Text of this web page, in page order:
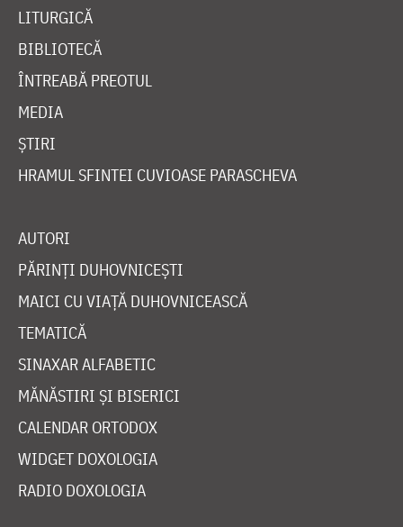
LITURGICĂ
BIBLIOTECĂ
ÎNTREABĂ PREOTUL
MEDIA
ȘTIRI
HRAMUL SFINTEI CUVIOASE PARASCHEVA
AUTORI
PĂRINȚI DUHOVNICEȘTI
MAICI CU VIAȚĂ DUHOVNICEASCĂ
TEMATICĂ
SINAXAR ALFABETIC
MĂNĂSTIRI ȘI BISERICI
CALENDAR ORTODOX
WIDGET DOXOLOGIA
RADIO DOXOLOGIA